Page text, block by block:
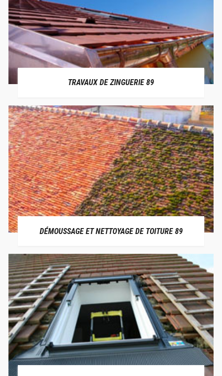
TRAVAUX DE ZINGUERIE 89
DÉMOUSSAGE ET NETTOYAGE DE TOITURE 89